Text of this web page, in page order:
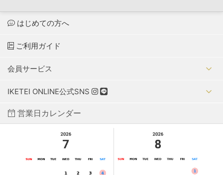
はじめての方へ
ご利用ガイド
会員サービス
IKETEI ONLINE公式SNS
営業日カレンダー